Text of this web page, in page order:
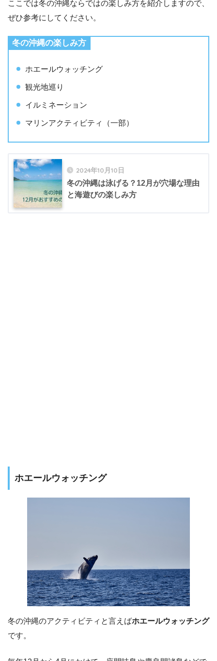
ここでは冬の沖縄ならではの楽しみ方を紹介しますので、
ぜひ参考にしてください。
冬の沖縄の楽しみ方
ホエールウォッチング
観光地巡り
イルミネーション
マリンアクティビティ（一部）
2024年10月10日
冬の沖縄は泳げる？12月が穴場な理由
と海遊びの楽しみ方
ホエールウォッチング
冬の沖縄のアクティビティと言えばホエールウォッチング
です。